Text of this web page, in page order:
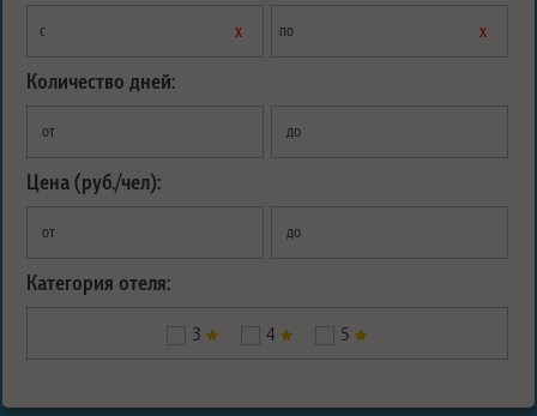
с х по х
Количество дней:
от до
Цена (руб./чел):
от до
Категория отеля:
3 4 5